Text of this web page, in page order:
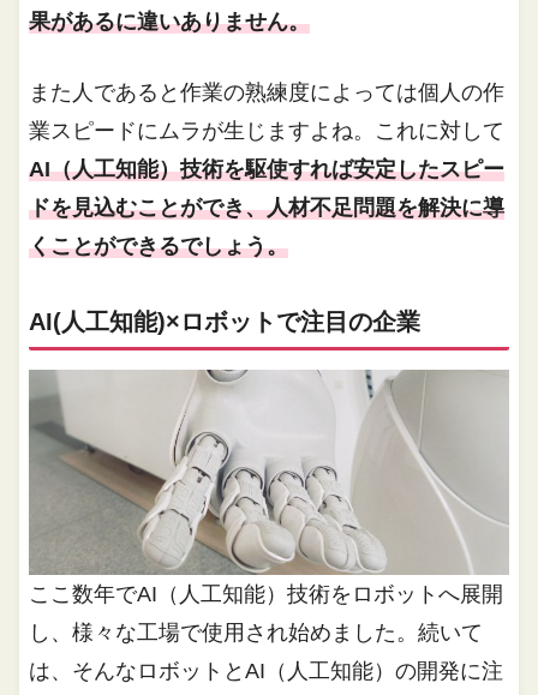
果があるに違いありません。
また人であると作業の熟練度によっては個人の作
業スピードにムラが生じますよね。これに対して
AI（人工知能）技術を駆使すれば安定したスピー
ドを見込むことができ、人材不足問題を解決に導
くことができるでしょう。
AI(人工知能)×ロボットで注目の企業
ここ数年でAI（人工知能）技術をロボットへ展開
し、様々な工場で使用され始めました。続いて
は、そんなロボットとAI（人工知能）の開発に注